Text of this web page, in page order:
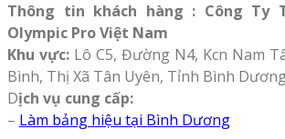
Thông tin khách hàng : Công Ty
Olympic Pro Việt Nam
Khu vực: Lô C5, Đường N4, Kcn Nam
Bình, Thị Xã Tân Uyên, Tỉnh Bình
Dịch vụ cung cấp:
– Làm bảng hiệu tại Bình Dương